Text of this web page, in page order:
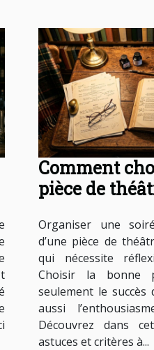
Comment
pièce de
Organiser une
d’une pièce de
qui nécessite
Choisir la bonne
seulement le succès
aussi
Découvrez dans
astuces et critères à...